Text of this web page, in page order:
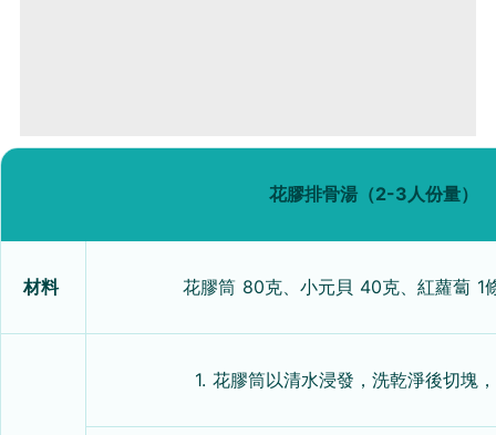
花膠排骨湯（2-3人份量）
材料 花膠筒 80克、小元貝 40克、紅蘿蔔 1
1. 花膠筒以清水浸發，洗乾淨後切塊